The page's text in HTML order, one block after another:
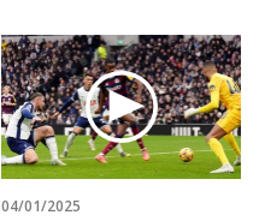
04/01/2025